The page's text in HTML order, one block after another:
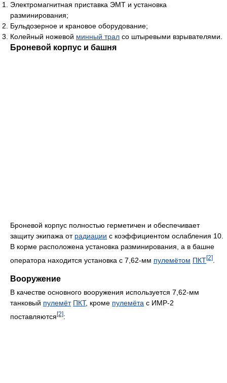
Электромагнитная приставка ЭМТ и установка
разминирования;
Бульдозерное и крановое оборудование;
Колейный ножевой минный трал со штыревыми взрывателями.
Броневой корпус и башня
Броневой корпус полностью герметичен и обеспечивает
защиту экипажа от радиации с коэффициентом ослабления 10.
В корме расположена установка разминирования, а в башне
оператора находится установка с 7,62-мм пулемётом ПКТ[2]
Вооружение
В качестве основного вооружения используется 7,62-мм
танковый пулемёт ПКТ, кроме пулемёта с ИМР-2
поставляются[2]: